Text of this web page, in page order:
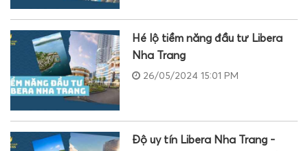
Hé lộ tiềm năng đầu tư Libera
Nha Trang
26/05/2024 15:01 PM
Độ uy tín Libera Nha Trang -